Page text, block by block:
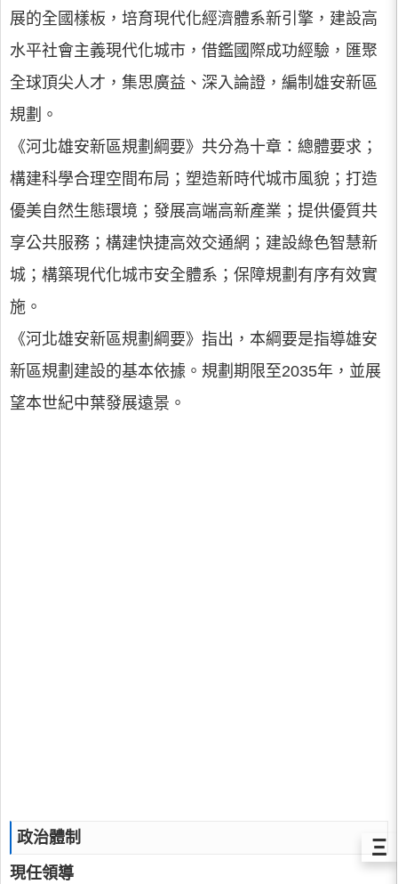
展的全國樣板，培育現代化經濟體系新引擎，建設高
水平社會主義現代化城市，借鑑國際成功經驗，匯聚
全球頂尖人才，集思廣益、深入論證，編制雄安新區
規劃。
《河北雄安新區規劃綱要》共分為十章：總體要求；
構建科學合理空間布局；塑造新時代城市風貌；打造
優美自然生態環境；發展高端高新產業；提供優質共
享公共服務；構建快捷高效交通網；建設綠色智慧新
城；構築現代化城市安全體系；保障規劃有序有效實
施。
《河北雄安新區規劃綱要》指出，本綱要是指導雄安
新區規劃建設的基本依據。規劃期限至2035年，並展
望本世紀中葉發展遠景。
政治體制
現任領導
Ξ